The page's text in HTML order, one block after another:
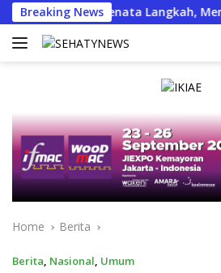
Skip
to
content
Breaking News
IARMI Menata Langkah,
Home Berita
Berita, Nasional, Umum